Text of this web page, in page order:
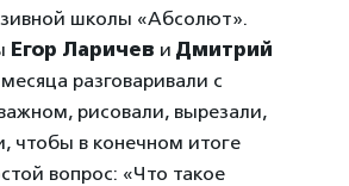
школы «Абсолют».
Егор Ларичев и Дмитрий
разговаривали с
рисовали, вырезали,
чтобы в конечном итоге
вопрос: «Что такое